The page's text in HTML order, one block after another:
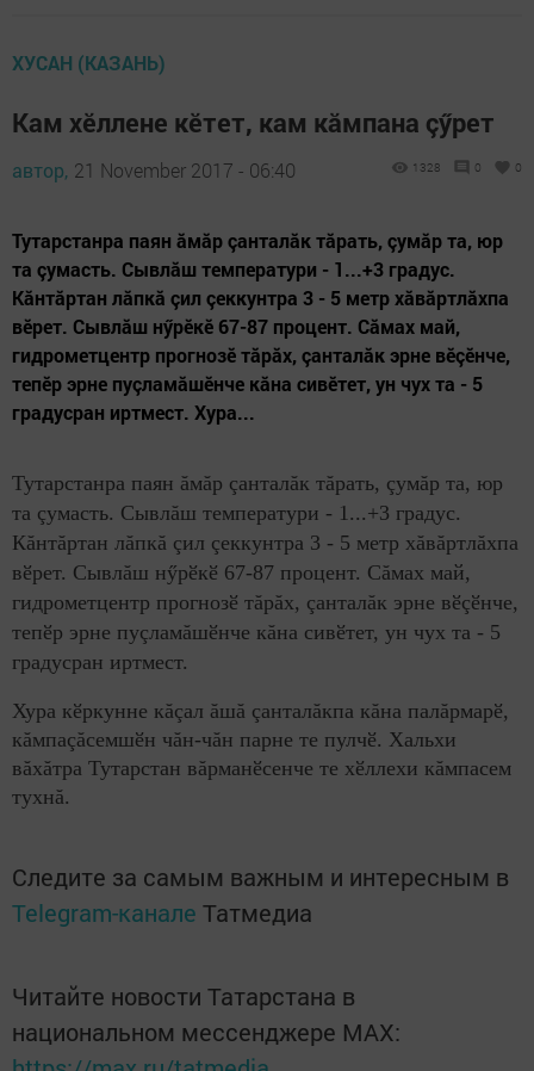
ХУСАН (КАЗАНЬ)
Кам хӗллене кӗтет, кам кăмпана çӳрет
автор, 21 November 2017 - 06:40 1328 0 0
Тутарстанра паян ăмăр çанталăк тăрать, çумăр та, юр
та çумасть. Сывлăш температури - 1...+3 градус.
Кăнтăртан лăпкă çил çеккунтра 3 - 5 метр хăвăртлăхпа
вӗрет. Сывлăш нӳрӗкӗ 67-87 процент. Сăмах май,
гидрометцентр прогнозӗ тăрăх, çанталăк эрне вӗçӗнче,
тепӗр эрне пуçламăшӗнче кăна сивӗтет, ун чух та - 5
градусран иртмест. Хура...
Тутарстанра паян ăмăр çанталăк тăрать, çумăр та, юр
та çумасть. Сывлăш температури - 1...+3 градус.
Кăнтăртан лăпкă çил çеккунтра 3 - 5 метр хăвăртлăхпа
вӗрет. Сывлăш нӳрӗкӗ 67-87 процент. Сăмах май,
гидрометцентр прогнозӗ тăрăх, çанталăк эрне вӗçӗнче,
тепӗр эрне пуçламăшӗнче кăна сивӗтет, ун чух та - 5
градусран иртмест.
Хура кӗркунне кăçал ăшă çанталăкпа кăна палăрмарӗ,
кăмпаçăсемшӗн чăн-чăн парне те пулчӗ. Хальхи
вăхăтра Тутарстан вăрманӗсенче те хӗллехи кăмпасем
тухнă.
Следите за самым важным и интересным в
Telegram-канале Татмедиа
Читайте новости Татарстана в
национальном мессенджере MАХ: